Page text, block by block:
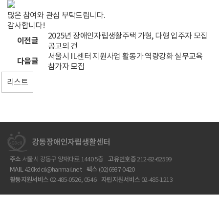
많은 참여와 관심 부탁드립니다.
감사합니다!
이전글
2025년 장애인자립생활주택 가형, 다형 입주자 모집
공고의 건
다음글
서울시 IL센터 지원사업 활동가 역량강화 실무교육
참가자 모집
리스트
주소 서울시 강동구 양재대로 1440 5층 고유번호증212-82-62599
MAIL420kdcil@hanmail.net 팩스 (02)6937-0420
활동지원서비스 02-485-0526, 0546 자립지원서비스 02-485-1213